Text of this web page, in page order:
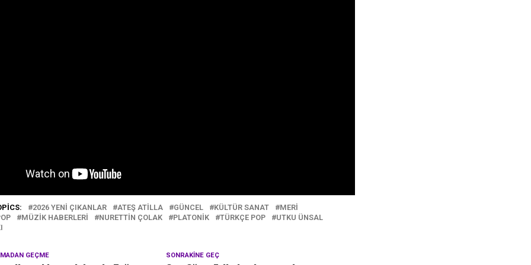
2026 YENI ÇIKANLAR ATEŞ ATILLA GÜNCEL KÜLTÜR SANAT
MERİ
MÜZIK HABERLERI NURETTIN ÇOLAK PLATONIK TÜRKÇE POP
UTKU ÜNSAL
SONRAKINE GEÇ
GEÇME